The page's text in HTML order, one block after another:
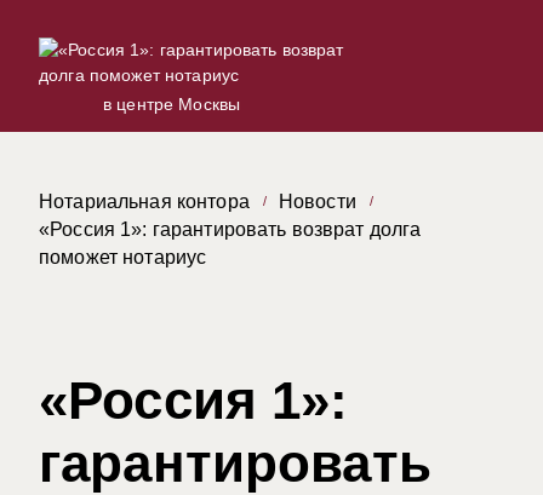
в центре Москвы
Нотариальная контора
Новости
«Россия 1»: гарантировать возврат долга
поможет нотариус
«Россия 1»:
гарантировать